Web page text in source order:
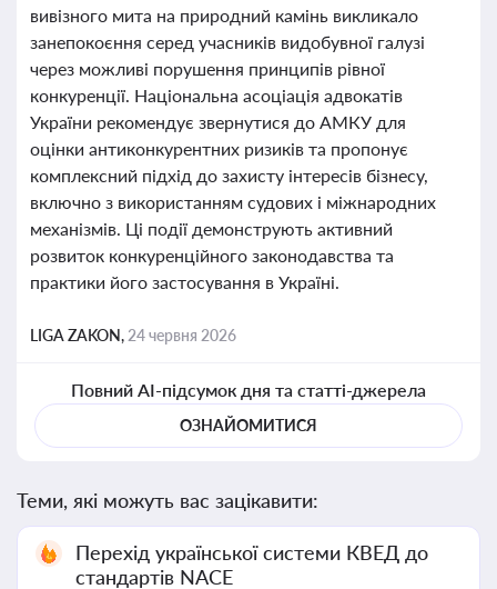
вивізного мита на природний камінь викликало
занепокоєння серед учасників видобувної галузі
через можливі порушення принципів рівної
конкуренції. Національна асоціація адвокатів
України рекомендує звернутися до АМКУ для
оцінки антиконкурентних ризиків та пропонує
комплексний підхід до захисту інтересів бізнесу,
включно з використанням судових і міжнародних
механізмів. Ці події демонструють активний
розвиток конкуренційного законодавства та
практики його застосування в Україні.
LIGA ZAKON, 24 червня 2026
Повний AI-підсумок дня та статті-джерела
ОЗНАЙОМИТИСЯ
Теми, які можуть вас зацікавити:
Перехід української системи КВЕД до
стандартів NACE